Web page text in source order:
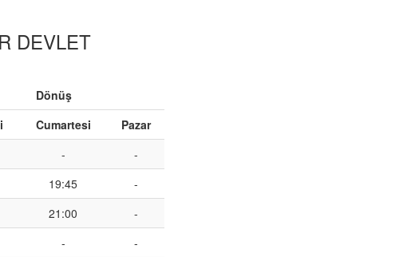
DEVLET
Dönüş
Cumartesi
Pazar
-
-
19:45
-
21:00
-
-
-